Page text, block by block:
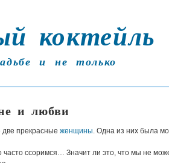
коктейль
и не только
и любви
две прекрасные женщины. Одна из них была
ссоримся… Значит ли это, что мы не